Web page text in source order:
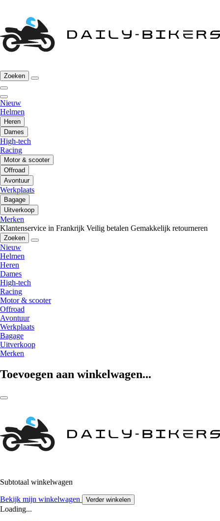
Zoeken
Nieuw
Helmen
Heren
Dames
High-tech
Racing
Motor & scooter
Offroad
Avontuur
Werkplaats
Bagage
Uitverkoop
Merken
Klantenservice in Frankrijk Veilig betalen Gemakkelijk retourneren
Zoeken
Nieuw
Helmen
Heren
Dames
High-tech
Racing
Motor & scooter
Offroad
Avontuur
Werkplaats
Bagage
Uitverkoop
Merken
Toevoegen aan winkelwagen...
Subtotaal winkelwagen
Bekijk mijn winkelwagen Verder winkelen
Loading...